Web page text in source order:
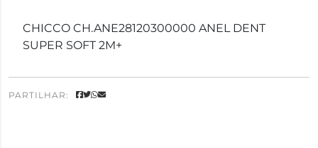
CHICCO CH.ANE28120300000 ANEL DENT
SUPER SOFT 2M+
PARTILHAR: